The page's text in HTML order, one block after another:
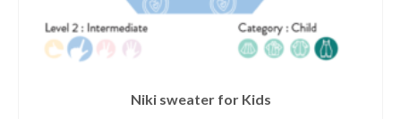
Niki sweater for Kids